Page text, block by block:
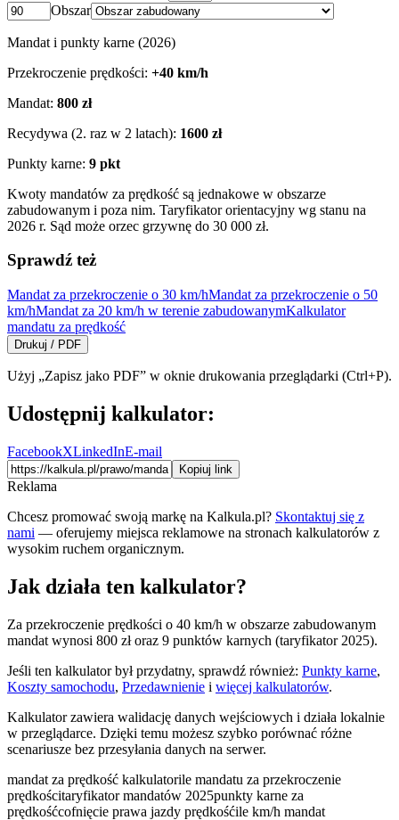
Obszar
Mandat i punkty karne (2026)
Przekroczenie prędkości: +40 km/h
Mandat: 800 zł
Recydywa (2. raz w 2 latach): 1600 zł
Punkty karne: 9 pkt
Kwoty mandatów za prędkość są jednakowe w obszarze
zabudowanym i poza nim. Taryfikator orientacyjny wg stanu na
2026 r. Sąd może orzec grzywnę do 30 000 zł.
Sprawdź też
Mandat za przekroczenie o 30 km/hMandat za przekroczenie o 50
km/hMandat za 20 km/h w terenie zabudowanymKalkulator
mandatu za prędkość
Drukuj / PDF
Użyj „Zapisz jako PDF” w oknie drukowania przeglądarki (Ctrl+P).
Udostępnij kalkulator:
FacebookXLinkedInE-mail
Kopiuj link
Reklama
Chcesz promować swoją markę na Kalkula.pl? Skontaktuj się z
nami — oferujemy miejsca reklamowe na stronach kalkulatorów z
wysokim ruchem organicznym.
Jak działa ten kalkulator?
Za przekroczenie prędkości o 40 km/h w obszarze zabudowanym
mandat wynosi 800 zł oraz 9 punktów karnych (taryfikator 2025).
Jeśli ten kalkulator był przydatny, sprawdź również: Punkty karne,
Koszty samochodu, Przedawnienie i więcej kalkulatorów.
Kalkulator zawiera walidację danych wejściowych i działa lokalnie
w przeglądarce. Dzięki temu możesz szybko porównać różne
scenariusze bez przesyłania danych na serwer.
mandat za prędkość kalkulatorile mandatu za przekroczenie
prędkościtaryfikator mandatów 2025punkty karne za
prędkośćcofnięcie prawa jazdy prędkośćile km/h mandat